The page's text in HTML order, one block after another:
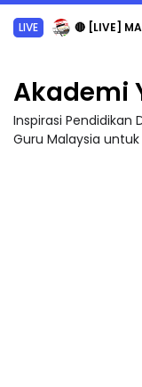
Sejarah
Akademi
Inspirasi Pendidikan
Guru Malaysia